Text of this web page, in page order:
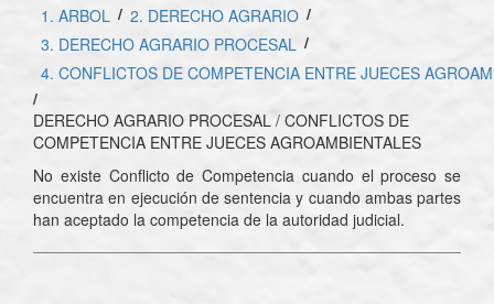
1. ARBOL / 2. DERECHO AGRARIO /
3. DERECHO AGRARIO PROCESAL /
4. CONFLICTOS DE COMPETENCIA ENTRE JUECES
/
DERECHO AGRARIO PROCESAL / CONFLICTOS DE
COMPETENCIA ENTRE JUECES AGROAMBIENTALES
No existe Conflicto de Competencia cuando el proceso se
encuentra en ejecución de sentencia y cuando ambas partes
han aceptado la competencia de la autoridad judicial.